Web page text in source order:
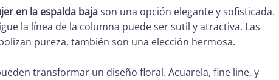
en la espalda bajason una opción elegante y sofisticada.
la línea de la columna puede ser sutil y atractiva. Las
pureza, también son una elección hermosa.
transformar un diseño floral. Acuarela, fine line, y